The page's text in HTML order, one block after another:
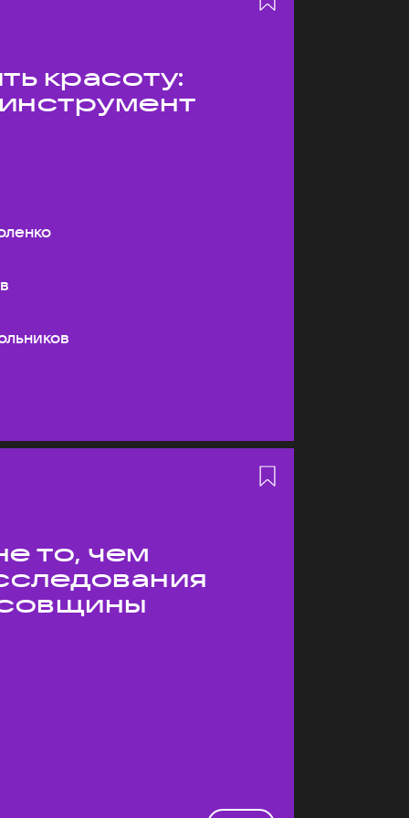
красоту:
то, чем